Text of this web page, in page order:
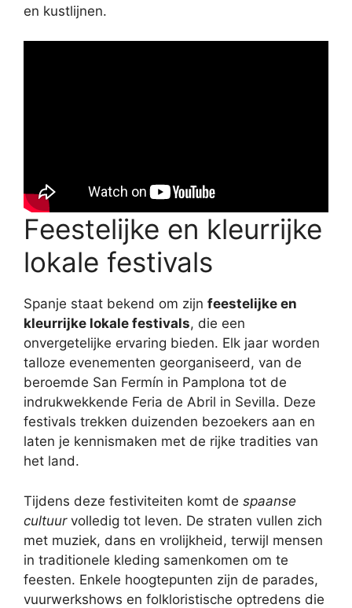
en kustlijnen.
Feestelijke en kleurrijke
lokale festivals
Spanje staat bekend om zijn feestelijke en
kleurrijke lokale festivals, die een
onvergetelijke ervaring bieden. Elk jaar worden
talloze evenementen georganiseerd, van de
beroemde San Fermín in Pamplona tot de
indrukwekkende Feria de Abril in Sevilla. Deze
festivals trekken duizenden bezoekers aan en
laten je kennismaken met de rijke tradities van
het land.
Tijdens deze festiviteiten komt de spaanse
cultuurvolledig tot leven. De straten vullen zich
met muziek, dans en vrolijkheid, terwijl mensen
in traditionele kleding samenkomen om te
feesten. Enkele hoogtepunten zijn de parades,
vuurwerkshows en folkloristische optredens die